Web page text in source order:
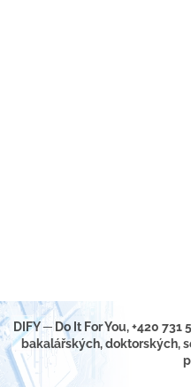
DIFY ─ Do It For You, +420
bakalářských, doktorských,